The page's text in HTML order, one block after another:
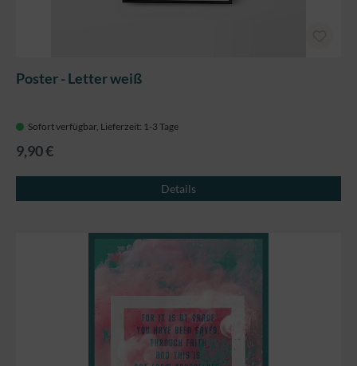
Poster - Letter weiß
Sofort verfügbar, Lieferzeit: 1-3 Tage
9,90 €
Details